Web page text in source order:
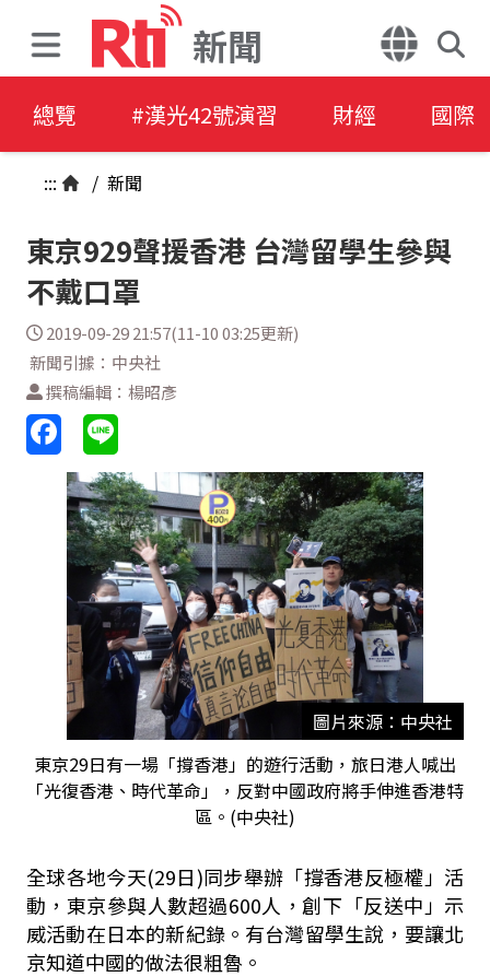
新聞
總覽 #漢光42號演習 財經 國際
::: / 新聞
東京929聲援香港 台灣留學生參與
不戴口罩
2019-09-29 21:57(11-10 03:25更新)
新聞引據：中央社
撰稿編輯：楊昭彥
圖片來源：中央社
東京29日有一場「撐香港」的遊行活動，旅日港人喊出
「光復香港、時代革命」，反對中國政府將手伸進香港特
區。(中央社)
全球各地今天(29日)同步舉辦「撐香港反極權」活
動，東京參與人數超過600人，創下「反送中」示
威活動在日本的新紀錄。有台灣留學生說，要讓北
京知道中國的做法很粗魯。